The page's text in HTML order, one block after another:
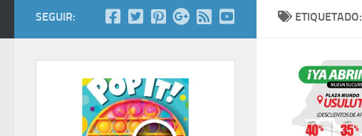
ETIQUETADO:
SEGUIR: